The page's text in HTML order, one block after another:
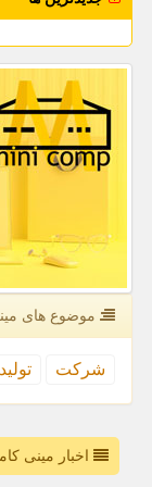
موضوع های
شركت تولید
اخبار مینی